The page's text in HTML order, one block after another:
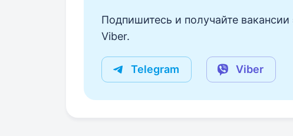
Подпишитесь и получайте
Viber.
Telegram Viber